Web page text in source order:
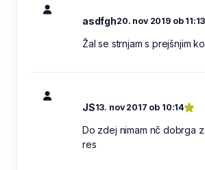
asdfgh20. nov 2019 ob 11:13
Žal se strnjam s prejšnjim
JS13. nov 2017 ob 10:14
Do zdej nimam nč dobrga
res